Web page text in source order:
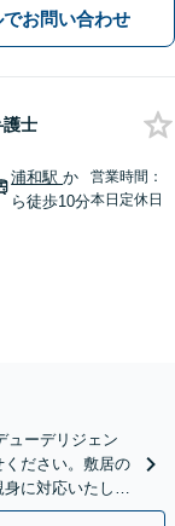
でお問い合わせ
護士
浦和駅か
ら徒歩10分
営業時間：
本日定休日
ューデリジェン
ださい。敷居の
に対応いたしま